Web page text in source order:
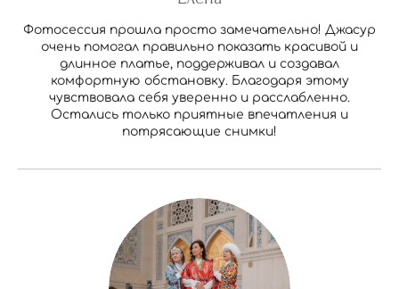
Фотосессия прошла просто замечательно! Джасур
очень помогал правильно показать красивой и
длинное платье, поддерживал и создавал
комфортную обстановку. Благодаря этому
чувствовала себя уверенно и расслабленно.
Остались только приятные впечатления и
потрясающие снимки!